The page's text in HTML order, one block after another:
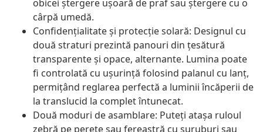
obicei ștergere ușoară de praf sau ștergere cu o
cârpă umedă.
Confidențialitate și protecție solară: Designul cu
două straturi prezintă panouri din țesătură
transparente și opace, alternante. Lumina poate
fi controlată cu ușurință folosind palanul cu lanț,
permițând reglarea perfectă a luminii încăperii de
la translucid la complet întunecat.
Două moduri de asamblare: Puteți atașa ruloul
zebră pe perete sau fereastră cu șuruburi sau